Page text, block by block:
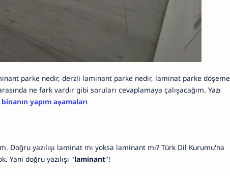
parke nedir, derzli laminant parke nedir, laminat parke döşeme
ne fark vardır gibi soruları cevaplamaya çalışacağım. Yazı
yapım aşamaları
Doğru yazılışı laminat mı yoksa laminant mı? Türk Dil Kurumu'na
Yani doğru yazılışı "laminant"!